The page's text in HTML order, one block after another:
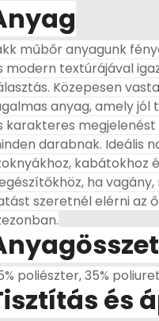
műbőr anyagunk
modern textúrájával
Közepesen
anyag, amely
karakteres megjelenést
darabnak. Ideális
kabátokhoz
ha vagány,
szeretnél elérni az
poliészter, 35%
és